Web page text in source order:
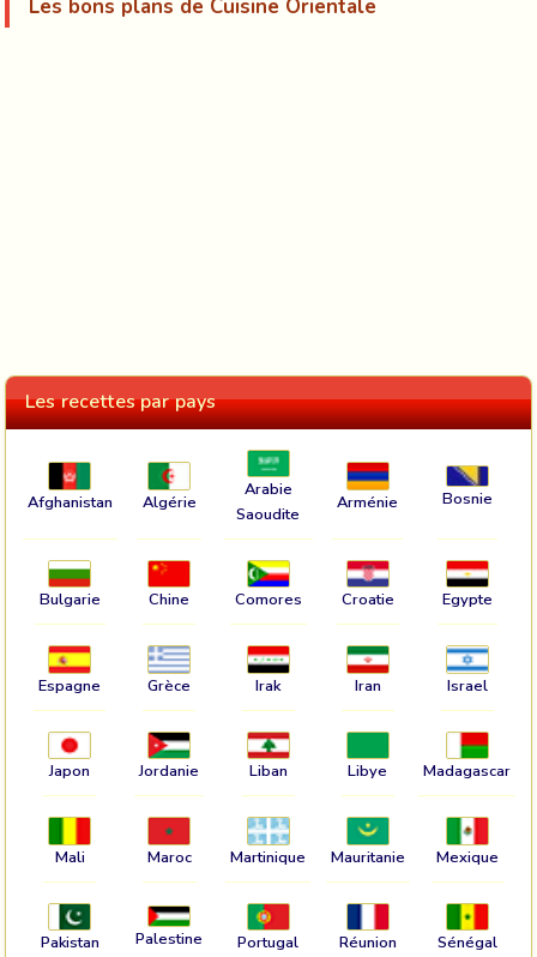
Les bons plans de Cuisine Orientale
Les recettes par pays
Afghanistan Algérie
Arabie
Saoudite
Arménie Bosnie
Bulgarie Chine Comores Croatie Egypte
Espagne Grèce Irak Iran Israel
Japon Jordanie Liban Libye Madagascar
Mali Maroc Martinique Mauritanie Mexique
Pakistan Palestine Portugal Réunion Sénégal